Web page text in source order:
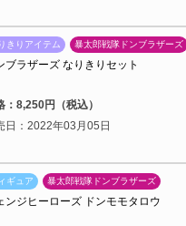
きりアイテム 暴太郎戦隊ドンブラザーズ
ブラザーズ なりきりセット
：8,250円（税込）
日：2022年03月05日
ギュア 暴太郎戦隊ドンブラザーズ
ンジヒーローズ ドンモモタロウ